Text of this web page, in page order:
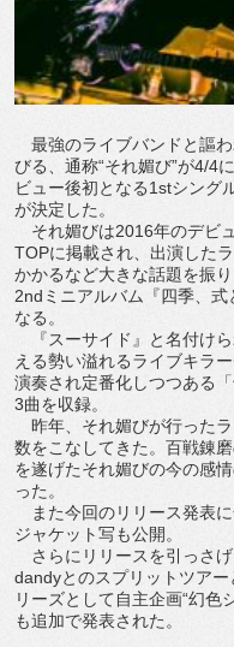
最強のライブバンドと謳
びる、通称“それ媚び”が4/4
ビュー後初となる1stシング
が決定した。
それ媚びは2016年のデビ
TOPに掲載され、出演した
かかるなど大きな話題を振
2ndミニアルバム『四季、
なる。
『スーサイド』と名付け
える勢い溢れるライブキラ
演奏され定番化しつつある
3曲を収録。
昨年、それ媚びが行った
数をこなしてきた。百戦錬
を遂げたそれ媚びの今の感
った。
また今回のリリース発表
ジャケット写も公開。
さらにリリースを引っさ
dandyとのスプリットツア
リーズとして自主企画“幻色
も追加で発表された。